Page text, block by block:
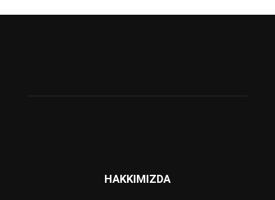
HAKKIMIZDA